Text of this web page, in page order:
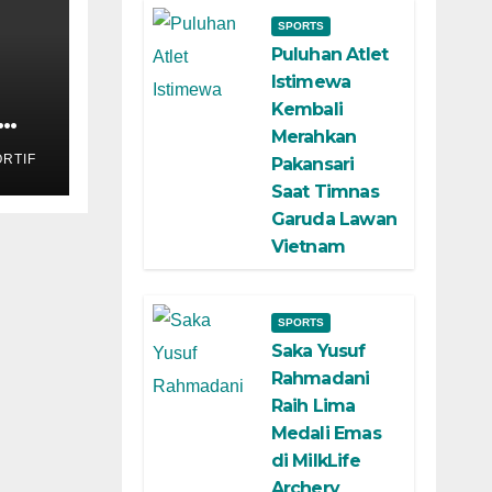
SPORTS
Puluhan Atlet
Istimewa
Kembali
Merahkan
Pakansari
Saat Timnas
Garuda Lawan
Vietnam
SPORTS
Saka Yusuf
Rahmadani
Raih Lima
Medali Emas
di MilkLife
Archery